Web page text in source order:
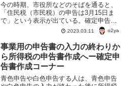
今の時期、市役所などのそばを通ると、
「住民税（市民税）の申告は3月15日ま
で」という表示が出ている。確定申告と
住民税（市民税）の申告、どんな違いが
ある？住民税（市民税）申告はそもそも
何のためにする？
2023.03.11 o2ya
事業用の申告書の入力の終わりか
ら所得税の申告書作成へー確定申
告書作成コーナー
青色申告や白色申告する人は、青色申告